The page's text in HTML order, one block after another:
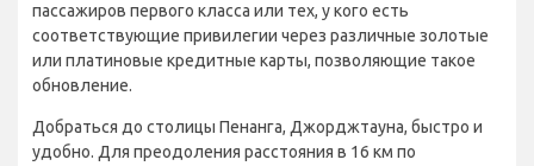
пассажиров первого класса или тех, у кого есть
соответствующие привилегии через различные золотые
или платиновые кредитные карты, позволяющие такое
обновление.
Добраться до столицы Пенанга, Джорджтауна, быстро и
удобно. Для преодоления расстояния в 16 км по